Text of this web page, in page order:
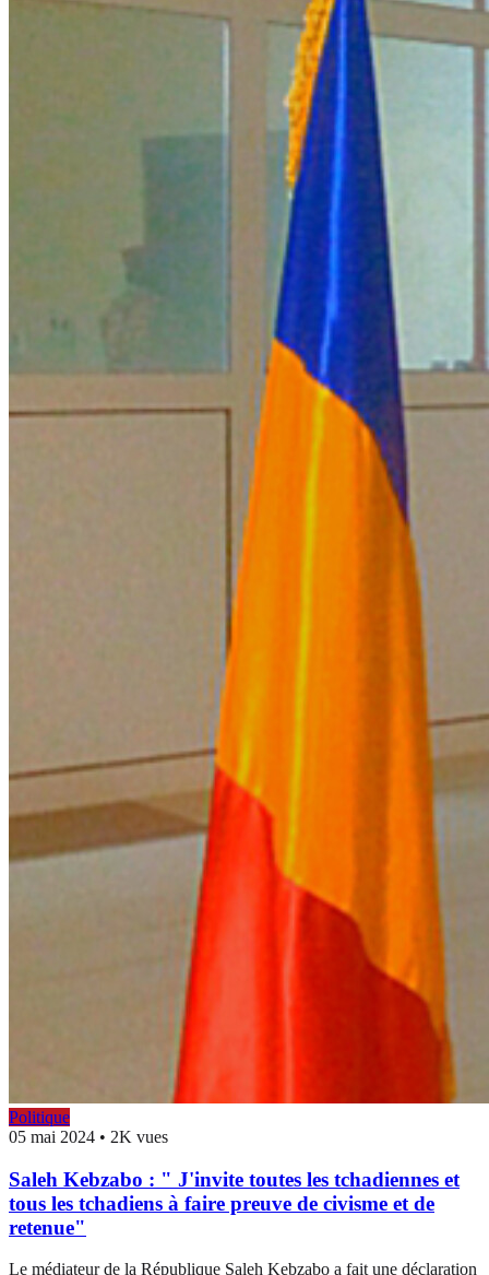
Politique
05 mai 2024 • 2K vues
Saleh Kebzabo : " J'invite toutes les tchadiennes et
tous les tchadiens à faire preuve de civisme et de
retenue"
Le médiateur de la République Saleh Kebzabo a fait une déclaration